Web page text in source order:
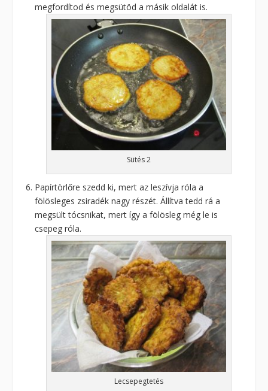
megfordítod és megsütöd a másik oldalát is.
Sütés 2
Papírtörlőre szedd ki, mert az leszívja róla a
fölösleges zsiradék nagy részét. Állítva tedd rá a
megsült tócsnikat, mert így a fölösleg még le is
csepeg róla.
Lecsepegtetés